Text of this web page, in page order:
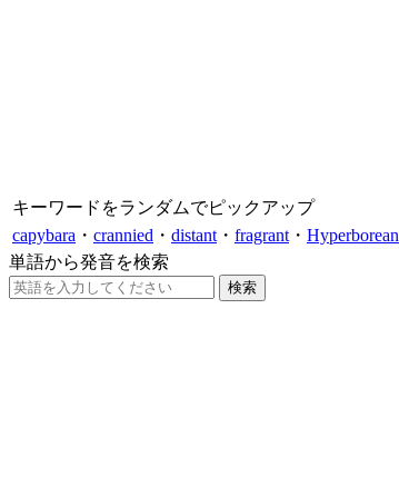
キーワードをランダムでピックアップ
capybara ・ crannied ・ distant ・ fragrant ・ Hyperborean
単語から発音を検索